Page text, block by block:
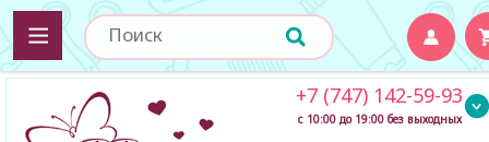
+7 (747) 142-59-93
с 10:00 до 19:00 без выходных